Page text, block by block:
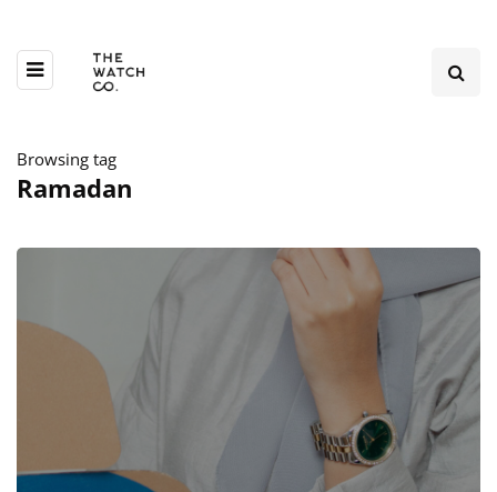
Browsing tag
Ramadan